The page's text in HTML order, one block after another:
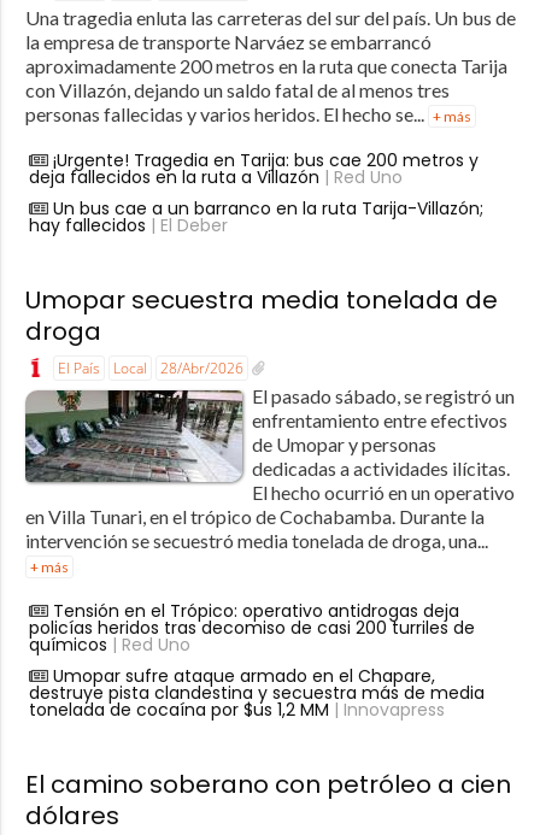
Una tragedia enluta las carreteras del sur del país. Un bus de
la empresa de transporte Narváez se embarrancó
aproximadamente 200 metros en la ruta que conecta Tarija
con Villazón, dejando un saldo fatal de al menos tres
personas fallecidas y varios heridos. El hecho se...
+ más
¡Urgente! Tragedia en Tarija: bus cae 200 metros y
deja fallecidos en la ruta a Villazón | Red Uno
Un bus cae a un barranco en la ruta Tarija-Villazón;
hay fallecidos | El Deber
Umopar secuestra media tonelada de
droga
El País Local 28/Abr/2026
El pasado sábado, se registró un
enfrentamiento entre efectivos
de Umopar y personas
dedicadas a actividades ilícitas.
El hecho ocurrió en un operativo
en Villa Tunari, en el trópico de Cochabamba. Durante la
intervención se secuestró media tonelada de droga, una...
+ más
Tensión en el Trópico: operativo antidrogas deja
policías heridos tras decomiso de casi 200 turriles de
químicos | Red Uno
Umopar sufre ataque armado en el Chapare,
destruye pista clandestina y secuestra más de media
tonelada de cocaína por $us 1,2 MM | Innovapress
El camino soberano con petróleo a cien
dólares